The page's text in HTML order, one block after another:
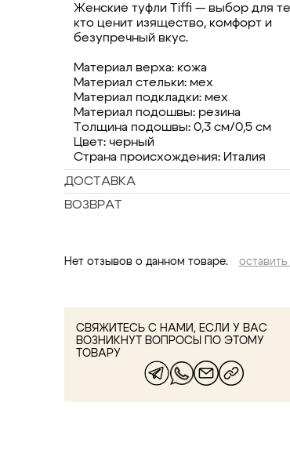
Женские туфли Tiffi — выбор для
кто ценит изящество, комфорт и
безупречный вкус.
Материал верха: кожа
Материал стельки: мех
Материал подкладки: мех
Материал подошвы: резина
Толщина подошвы: 0,3 см/0,5 см
Цвет: черный
Страна происхождения: Италия
ДОСТАВКА
ВОЗВРАТ
Нет отзывов о данном товаре.
СВЯЖИТЕСЬ С НАМИ, ЕСЛИ У ВАС
ВОЗНИКНУТ ВОПРОСЫ ПО ЭТОМУ
ТОВАРУ